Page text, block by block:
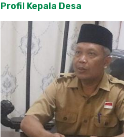
Profil Kepala Desa